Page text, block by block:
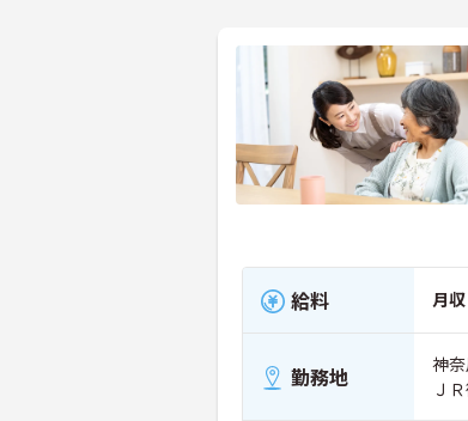
給料 月収
勤務地
神
Ｊ